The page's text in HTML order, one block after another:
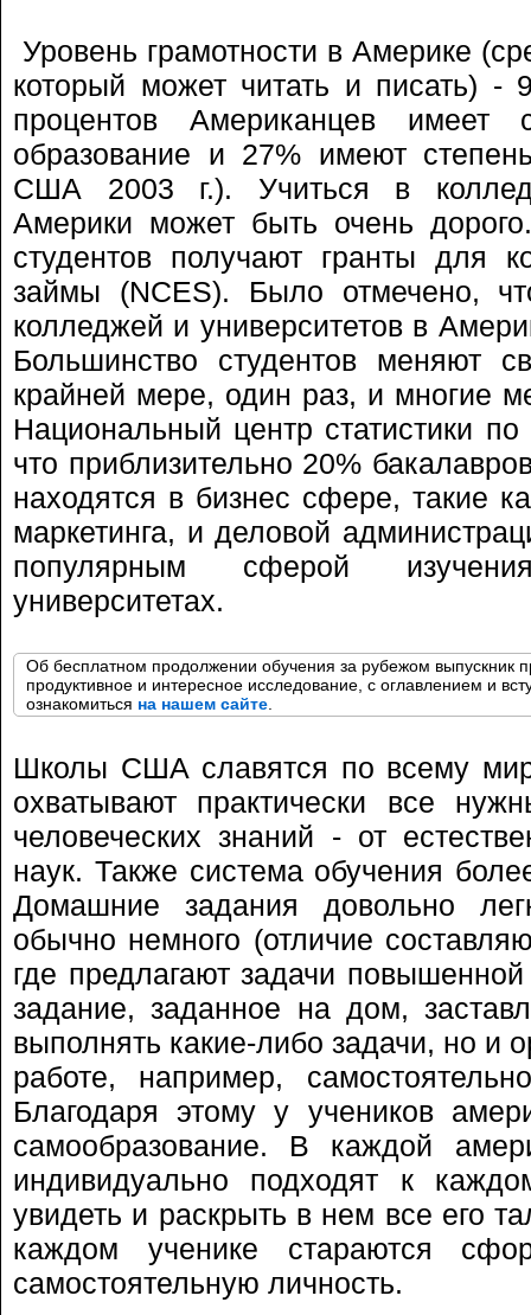
Уровень грамотности в Америке
который может читать и писать) -
процентов Американцев
образование и 27% имеют
США 2003 г.). Учиться в
Америки может быть очень
студентов получают гранты для
займы (NCES). Было отмечено,
колледжей и университетов в
Большинство студентов меняют
крайней мере, один раз, и многие
Национальный центр статистики
что приблизительно 20%
находятся в бизнес сфере, такие
маркетинга, и деловой
популярным сферой
университетах.
Об бесплатном продолжении обучения за рубежом выпускник
продуктивное и интересное исследование, с оглавлением и
ознакомиться на нашем сайте
Школы США славятся по всему
охватывают практически все
человеческих знаний - от
наук. Также система обучения
Домашние задания довольно
обычно немного (отличие
где предлагают задачи
задание, заданное на дом,
выполнять какие-либо задачи, но и
работе, например,
Благодаря этому у учеников
самообразование. В каждой
индивидуально подходят к
увидеть и раскрыть в нем все его
каждом ученике стараются
самостоятельную личность.